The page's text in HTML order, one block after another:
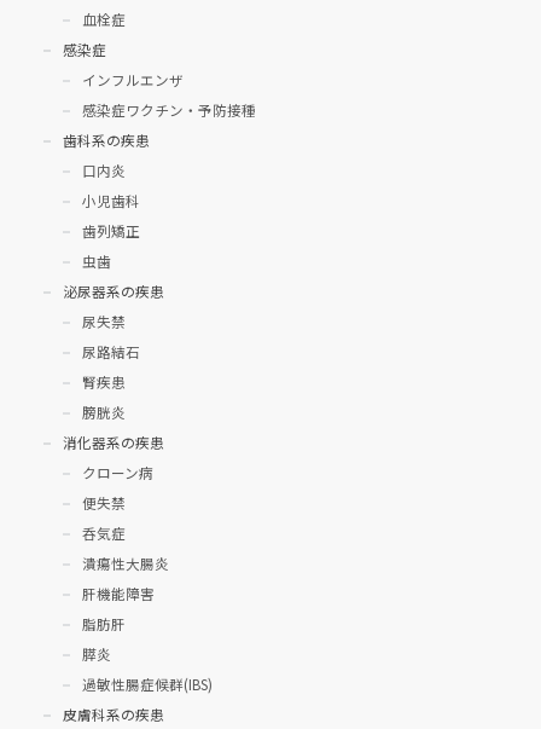
血栓症
感染症
インフルエンザ
感染症ワクチン・予防接種
歯科系の疾患
口内炎
小児歯科
歯列矯正
虫歯
泌尿器系の疾患
尿失禁
尿路結石
腎疾患
膀胱炎
消化器系の疾患
クローン病
便失禁
呑気症
潰瘍性大腸炎
肝機能障害
脂肪肝
膵炎
過敏性腸症候群(IBS)
皮膚科系の疾患